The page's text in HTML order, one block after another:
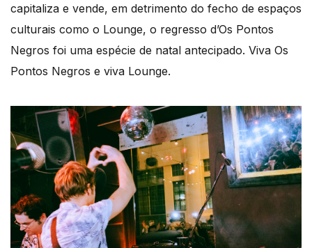
capitaliza e vende, em detrimento do fecho de espaços
culturais como o Lounge, o regresso d’Os Pontos
Negros foi uma espécie de natal antecipado. Viva Os
Pontos Negros e viva Lounge.